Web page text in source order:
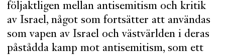
följaktligen mellan antisemitism och kritik
av Israel, något som fortsätter att användas
som vapen av Israel och västvärlden i deras
påstådda kamp mot antisemitism, som ett